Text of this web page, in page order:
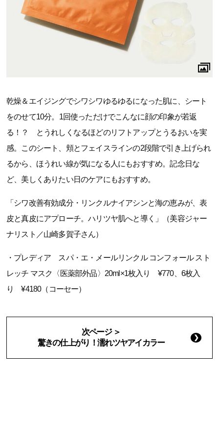
乾燥＆エイジングでシワシワゆるゆるになった肌に、シート
をのせて10分。1回使っただけでこんなに顔の印象が若返
る！？ とうれしくなるほどのリフトアップとうるおいを実
感。このシート、頬とフェイスラインの2段階で引き上げられ
るから、ほうれい線が気になる人にもおすすめ。記念日な
ど、美しくありたい日のケアにもおすすめ。
「シワ改善有効成分・リンクルナイアシンと海の恵みが、表
皮と真皮にアプローチ。ハリツヤ肌へと導く」（美容ジャー
ナリスト／山崎多賀子さん）
・プレディア スパ・エ・メールリンクル コンフォール スト
レッチ マスク〈医薬部外品〉20ml×1枚入り ¥770、6枚入
り ¥4180（コーセー）
次ページ ＞
驚きの仕上がり！濡れツヤアイカラー